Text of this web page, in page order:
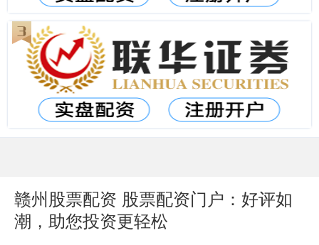
赣州股票配资 股票配资门户：好评如
潮，助您投资更轻松